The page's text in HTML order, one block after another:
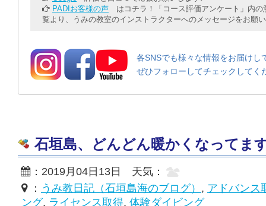
PADIお客様の声 はコチラ！「コース評価アンケート」内の
覧より、うみの教室のインストラクターへのメッセージをお願
各SNSでも様々な情報をお届けし
ぜひフォローしてチェックしてく
石垣島、どんどん暖かくなってま
：2019月04日13日 天気：
： うみ教日記（石垣島海のブログ） , アドバンス
ング, ライセンス取得, 体験ダイビング